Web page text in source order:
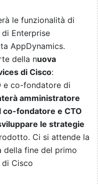
le funzionalità di
di Enterprise
AppDynamics.
della nuova
di Cisco:
e co-fondatore di
amministratore
co-fondatore e CTO
le strategie
Ci si attende la
della fine del primo
di Cisco